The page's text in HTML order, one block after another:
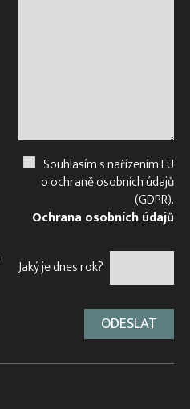
Souhlasím s nařízením EU
o ochraně osobních údajů
(GDPR).
Ochrana osobních údajů
Jaký je dnes rok?